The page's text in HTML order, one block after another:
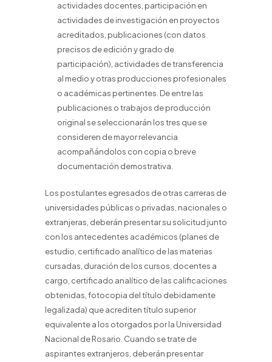
actividades docentes, participación en
actividades de investigación en proyectos
acreditados, publicaciones (con datos
precisos de edición y grado de
participación), actividades de transferencia
al medio y otras producciones profesionales
o académicas pertinentes. De entre las
publicaciones o trabajos de producción
original se seleccionarán los tres que se
consideren de mayor relevancia
acompañándolos con copia o breve
documentación demostrativa.
Los postulantes egresados de otras carreras de
universidades públicas o privadas, nacionales o
extranjeras, deberán presentar su solicitud junto
con los antecedentes académicos (planes de
estudio, certificado analítico de las materias
cursadas, duración de los cursos, docentes a
cargo, certificado analítico de las calificaciones
obtenidas, fotocopia del título debidamente
legalizada) que acrediten título superior
equivalente a los otorgados por la Universidad
Nacional de Rosario. Cuando se trate de
aspirantes extranjeros, deberán presentar